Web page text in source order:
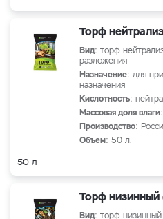
Торф
Вид: торф
разложения
Назначение: для
назначения
Кислотность:
Массовая доля влаги
Производство:
Объем: 50 л.
50 л
Торф
Вид: торф низинный